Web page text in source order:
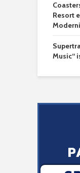
Resort
Music“